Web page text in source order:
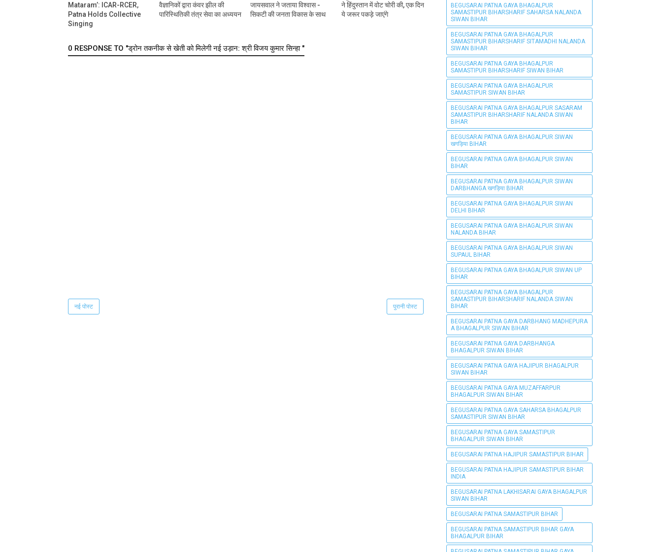
Mataram’: ICAR-RCER,
Patna Holds Collective
Singing
वैज्ञानिकों द्वारा कंवर झील की
पारिस्थितिकी तंत्र सेवा का अध्ययन
जायसवाल ने जताया विश्वास -
सिकटी की जनता विकास के साथ
ने हिंदुस्तान में वोट चोरी की, एक दिन
ये जरूर पकड़े जाएंगे
0 RESPONSE TO "ड्रोन तकनीक से खेती को मिलेगी नई उड़ान: श्री विजय कुमार सिन्हा "
नई पोस्ट पुरानी पोस्ट
BEGUSARAI PATNA GAYA BHAGALPUR
SAMASTIPUR BIHARSHARIF SAHARSA NALANDA
SIWAN BIHAR
BEGUSARAI PATNA GAYA BHAGALPUR
SAMASTIPUR BIHARSHARIF SITAMADHI NALANDA
SIWAN BIHAR
BEGUSARAI PATNA GAYA BHAGALPUR
SAMASTIPUR BIHARSHARIF SIWAN BIHAR
BEGUSARAI PATNA GAYA BHAGALPUR
SAMASTIPUR SIWAN BIHAR
BEGUSARAI PATNA GAYA BHAGALPUR SASARAM
SAMASTIPUR BIHARSHARIF NALANDA SIWAN
BIHAR
BEGUSARAI PATNA GAYA BHAGALPUR SIWAN
खगड़िया BIHAR
BEGUSARAI PATNA GAYA BHAGALPUR SIWAN
BIHAR
BEGUSARAI PATNA GAYA BHAGALPUR SIWAN
DARBHANGA खगड़िया BIHAR
BEGUSARAI PATNA GAYA BHAGALPUR SIWAN
DELHI BIHAR
BEGUSARAI PATNA GAYA BHAGALPUR SIWAN
NALANDA BIHAR
BEGUSARAI PATNA GAYA BHAGALPUR SIWAN
SUPAUL BIHAR
BEGUSARAI PATNA GAYA BHAGALPUR SIWAN UP
BIHAR
BEGUSARAI PATNA GAYA BHAGALPUR
SAMASTIPUR BIHARSHARIF NALANDA SIWAN
BIHAR
BEGUSARAI PATNA GAYA DARBHANG MADHEPURA
A BHAGALPUR SIWAN BIHAR
BEGUSARAI PATNA GAYA DARBHANGA
BHAGALPUR SIWAN BIHAR
BEGUSARAI PATNA GAYA HAJIPUR BHAGALPUR
SIWAN BIHAR
BEGUSARAI PATNA GAYA MUZAFFARPUR
BHAGALPUR SIWAN BIHAR
BEGUSARAI PATNA GAYA SAHARSA BHAGALPUR
SAMASTIPUR SIWAN BIHAR
BEGUSARAI PATNA GAYA SAMASTIPUR
BHAGALPUR SIWAN BIHAR
BEGUSARAI PATNA HAJIPUR SAMASTIPUR BIHAR
BEGUSARAI PATNA HAJIPUR SAMASTIPUR BIHAR
INDIA
BEGUSARAI PATNA LAKHISARAI GAYA BHAGALPUR
SIWAN BIHAR
BEGUSARAI PATNA SAMASTIPUR BIHAR
BEGUSARAI PATNA SAMASTIPUR BIHAR GAYA
BHAGALPUR BIHAR